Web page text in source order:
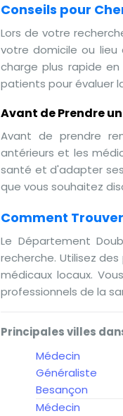
Conseils pour
Lors de votre
votre domicile ou
charge plus rapide
patients pour évaluer
Avant de Prendre
Avant de prendre
antérieurs et les
santé et d'adapter
que vous souhaitez
Comment
Le Département
recherche. Utilisez
médicaux locaux.
professionnels de la
Principales villes
Médecin
Généraliste
Besançon
Médecin